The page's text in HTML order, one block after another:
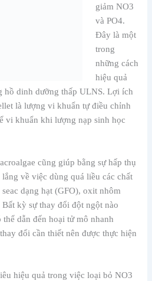
giảm NO3
và PO4.
Đây là một
trong
những cách
hiệu quả
hồ dinh dưỡng thấp ULNS. Lợi ích
là lượng vi khuẩn tự điều chỉnh
vi khuẩn khi lượng nạp sinh học
cũng giúp bằng sự hấp thụ
về việc dùng quá liều các chất
dạng hạt (GFO), oxit nhôm
kỳ sự thay đổi đột ngột nào
dẫn đến hoại tử mô nhanh
đổi cần thiết nên được thực hiện
hiệu quả trong việc loại bỏ NO3